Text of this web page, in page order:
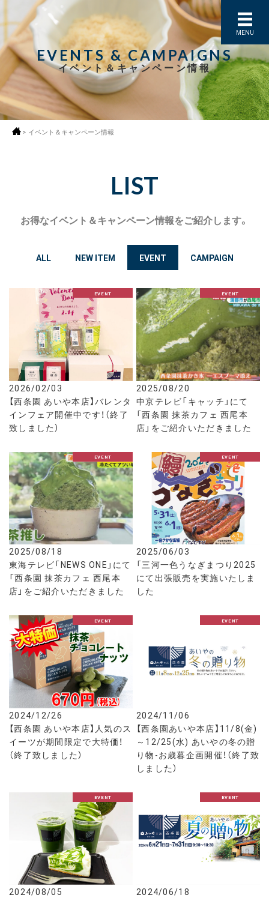
EVENTS & CAMPAIGNS
イベント＆キャンペーン情報
> イベント＆キャンペーン情報
LIST
お得なイベント＆キャンペーン情報をご紹介します。
ALL NEW ITEM EVENT CAMPAIGN
EVENT
2026/02/03
【西条園 あいや本店】バレンタ
インフェア開催中です！（終了
致しました）
EVENT
2025/08/20
中京テレビ「キャッチ」にて
「西条園 抹茶カフェ 西尾本
店」をご紹介いただきました
EVENT
2025/08/18
東海テレビ「NEWS ONE」にて
「西条園 抹茶カフェ 西尾本
店」をご紹介いただきました
EVENT
2025/06/03
「三河一色うなぎまつり2025
にて出張販売を実施いたしま
した
EVENT
2024/12/26
【西条園 あいや本店】人気のス
イーツが期間限定で大特価！
（終了致しました）
EVENT
2024/11/06
【西条園あいや本店】11/8(金)
～12/25(水) あいやの冬の贈
り物-お歳暮企画開催！（終了致
しました）
EVENT
2024/08/05
EVENT
2024/06/18
MENU